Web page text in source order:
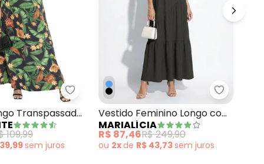
Malha
Geométrico Bicolor em Malha Fria
Marguerite - Vestido Longo Transpassado
Transpassado
109,99
semjuros
Vestido Feminino Longo com
Franzidos Preto
MARIALÍCIA
R$ 87,46R$ 249,90
ou 2xde R$ 43,73semjuros